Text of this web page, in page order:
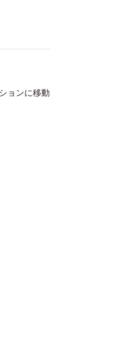
ョンに移動